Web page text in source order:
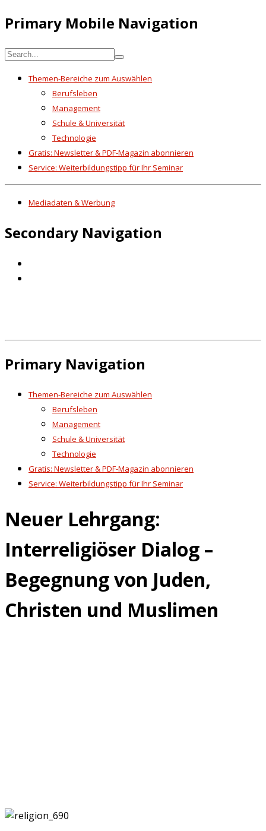
Primary Mobile Navigation
Themen-Bereiche zum Auswählen
Berufsleben
Management
Schule & Universität
Technologie
Gratis: Newsletter & PDF-Magazin abonnieren
Service: Weiterbildungstipp für Ihr Seminar
Mediadaten & Werbung
Secondary Navigation
Primary Navigation
Themen-Bereiche zum Auswählen
Berufsleben
Management
Schule & Universität
Technologie
Gratis: Newsletter & PDF-Magazin abonnieren
Service: Weiterbildungstipp für Ihr Seminar
Neuer Lehrgang:
Interreligiöser Dialog –
Begegnung von Juden,
Christen und Muslimen